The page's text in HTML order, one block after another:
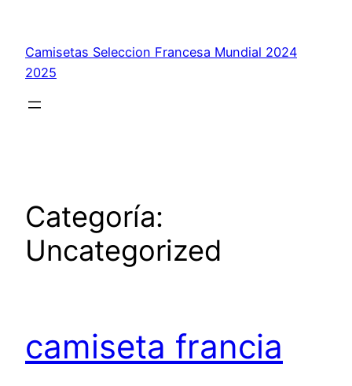
contenido
Camisetas Seleccion Francesa Mundial 2024
2025
Categoría:
Uncategorized
camiseta francia